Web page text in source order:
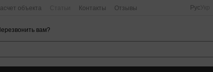
объекта Контакты Отзывы Рус
вам?